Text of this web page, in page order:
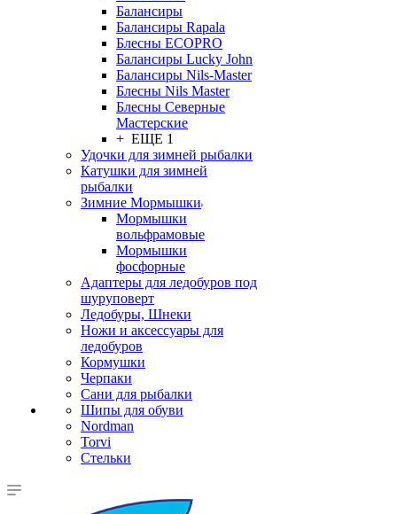
Балансиры
Балансиры Rapala
Блесны ECOPRO
Балансиры Lucky John
Балансиры Nils-Master
Блесны Nils Master
Блесны Северные
Мастерские
+ ЕЩЕ 1
Удочки для зимней рыбалки
Катушки для зимней
рыбалки
Зимние Мормышки
Мормышки
вольфрамовые
Мормышки
фосфорные
Адаптеры для ледобуров под
шуруповерт
Ледобуры, Шнеки
Ножи и аксессуары для
ледобуров
Кормушки
Черпаки
Сани для рыбалки
Шипы для обуви
Nordman
Torvi
Стельки